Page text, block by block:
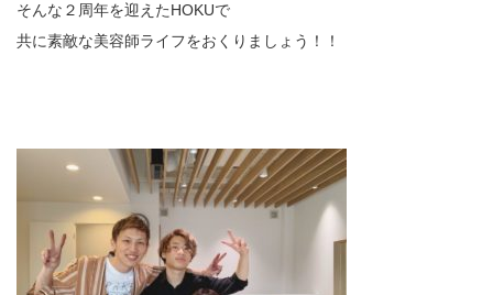
そんな２周年を迎えたHOKUで
共に素敵な美容師ライフをおくりましょう！！